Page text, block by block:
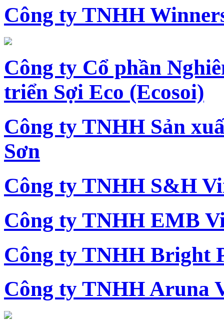
Công ty TNHH
Công ty Cổ phần
triển Sợi Eco (Ecosoi)
Công ty TNHH Sản
Sơn
Công ty TNHH S&H
Công ty TNHH EMB
Công ty TNHH Bright
Công ty TNHH Aruna